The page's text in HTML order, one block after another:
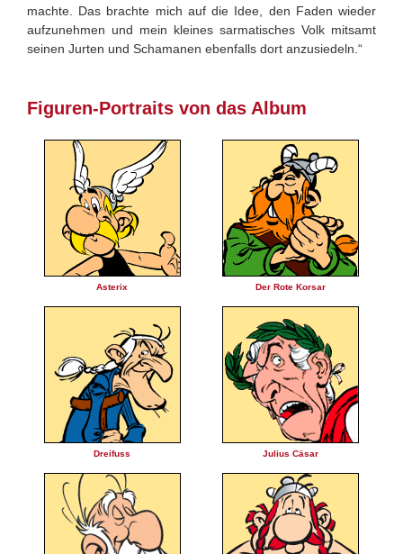
machte. Das brachte mich auf die Idee, den Faden wieder
aufzunehmen und mein kleines sarmatisches Volk mitsamt
seinen Jurten und Schamanen ebenfalls dort anzusiedeln.“
Figuren-Portraits von das Album
Asterix Der Rote Korsar
Dreifuss Julius Cäsar